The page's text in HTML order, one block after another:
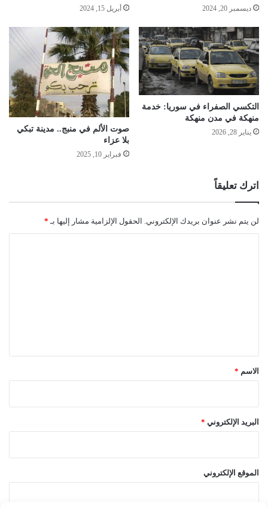
ديسمبر 20, 2024 أبريل 15, 2024
التكسي الصفراء في سوريا: خدمة
منهكة في مدن منهكة
يناير 28, 2026
صوت الألم في منبج.. مدينة تبكي
بلا عزاء
فبراير 10, 2025
اترك تعليقاً
لن يتم نشر عنوان بريدك الإلكتروني. الحقول الإلزامية مشار إليها بـ *
*الاسم *
البريد الإلكتروني *
الموقع الإلكتروني